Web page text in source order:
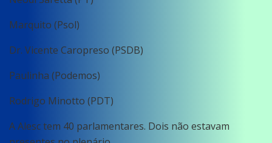
Marquito (Psol)
Dr. Vicente Caropreso (PSDB)
Paulinha (Podemos)
Rodrigo Minotto (PDT)
A Alesc tem 40 parlamentares. Dois não estavam